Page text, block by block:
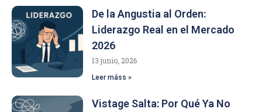
De la Angustia al Orden:
Liderazgo Real en el Mercado
2026
13 junio, 2026
Leer máss »
Vistage Salta: Por Qué Ya No